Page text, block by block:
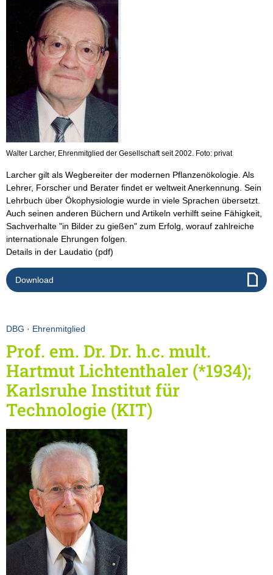
Walter Larcher, Ehrenmitglied der Gesellschaft seit 2002. Foto: privat
Larcher gilt als Wegbereiter der modernen Pflanzenökologie. Als
Lehrer, Forscher und Berater findet er weltweit Anerkennung. Sein
Lehrbuch über Ökophysiologie wurde in viele Sprachen übersetzt.
Auch seinen anderen Büchern und Artikeln verhilft seine Fähigkeit,
Sachverhalte "in Bilder zu gießen" zum Erfolg, worauf zahlreiche
internationale Ehrungen folgen.
Details in der Laudatio (pdf)
Download
DBG · Ehrenmitglied
Prof. em. Dr. Dr. h.c. mult.
Hartmut Lichtenthaler (*1934);
Karlsruhe Institut für
Technologie (KIT)